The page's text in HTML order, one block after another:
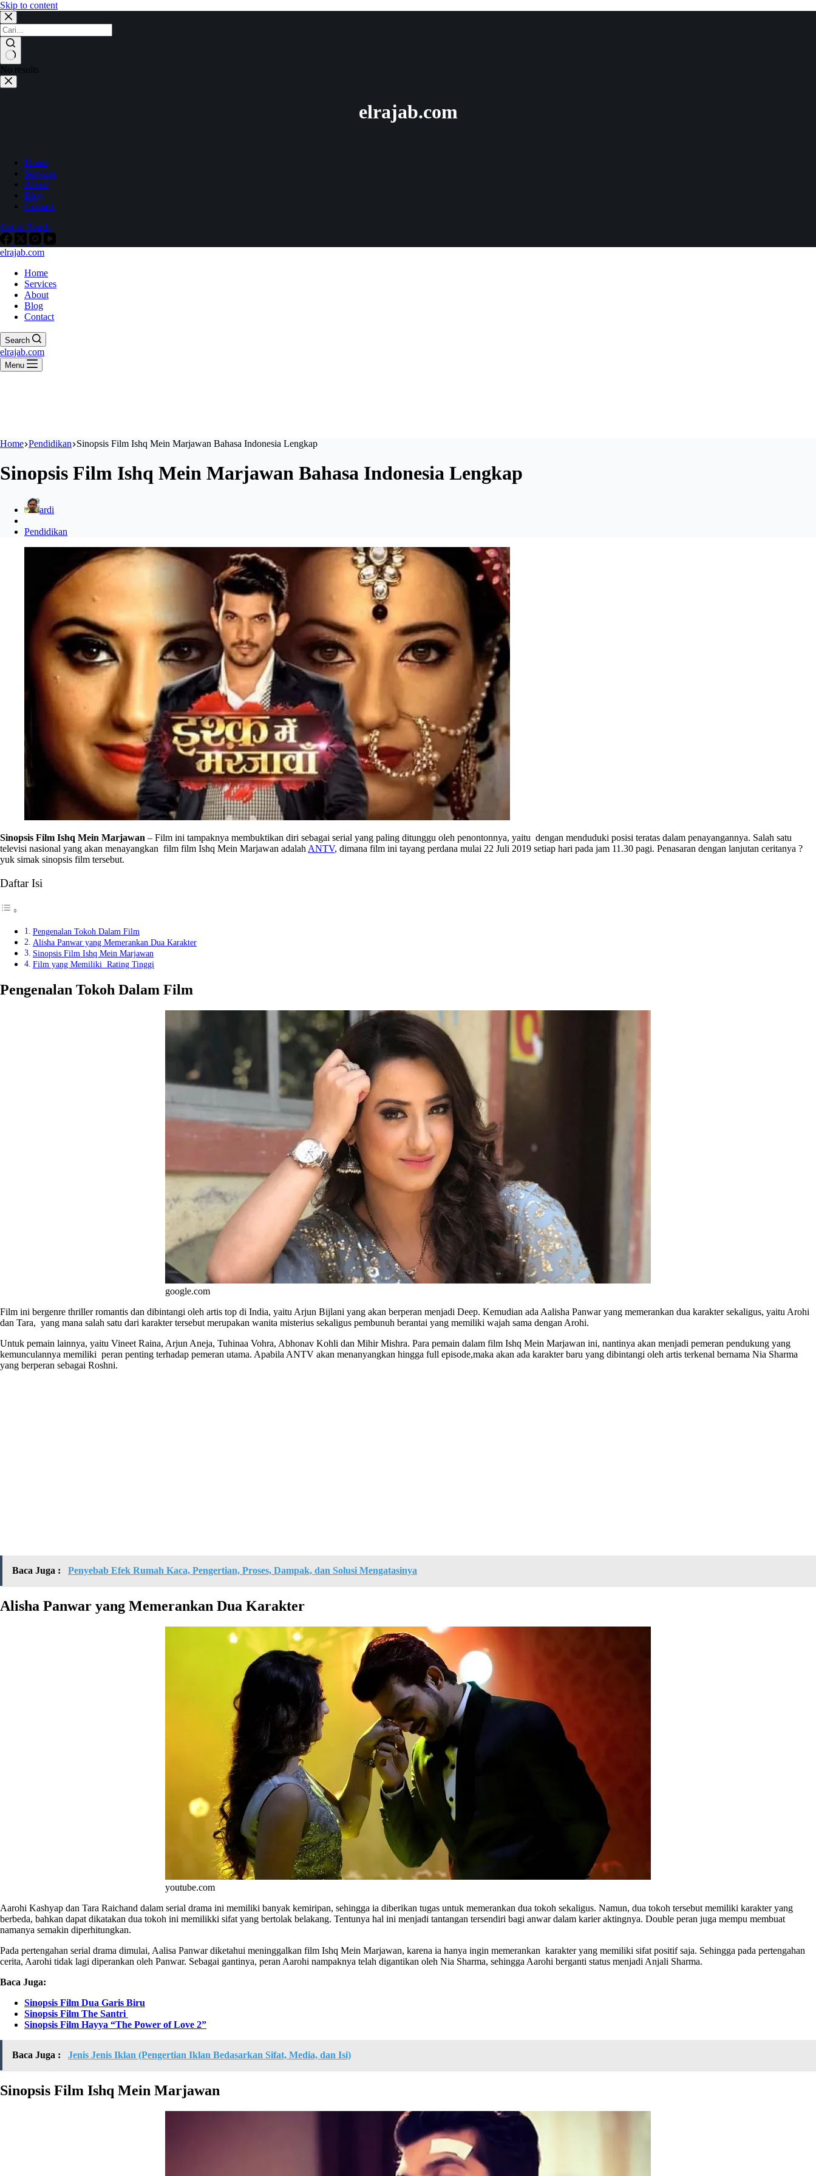
Skip to content
No results
elrajab.com
Home
Services
About
Blog
Contact
Get in Touch
elrajab.com
Home
Services
About
Blog
Contact
Search
elrajab.com
Menu
Home Pendidikan Sinopsis Film Ishq Mein Marjawan Bahasa Indonesia Lengkap
Sinopsis Film Ishq Mein Marjawan Bahasa Indonesia Lengkap
ardi
Pendidikan
Sinopsis Film Ishq Mein Marjawan – Film ini tampaknya membuktikan diri sebagai serial yang paling ditunggu oleh penontonnya, yaitu dengan menduduki posisi teratas dalam penayangannya. Salah satu
televisi nasional yang akan menayangkan film film Ishq Mein Marjawan adalah ANTV, dimana film ini tayang perdana mulai 22 Juli 2019 setiap hari pada jam 11.30 pagi. Penasaran dengan lanjutan ceritanya ?
yuk simak sinopsis film tersebut.
Daftar Isi
Pengenalan Tokoh Dalam Film
Alisha Panwar yang Memerankan Dua Karakter
Sinopsis Film Ishq Mein Marjawan
Film yang Memiliki Rating Tinggi
Pengenalan Tokoh Dalam Film
google.com
Film ini bergenre thriller romantis dan dibintangi oleh artis top di India, yaitu Arjun Bijlani yang akan berperan menjadi Deep. Kemudian ada Aalisha Panwar yang memerankan dua karakter sekaligus, yaitu Arohi
dan Tara, yang mana salah satu dari karakter tersebut merupakan wanita misterius sekaligus pembunuh berantai yang memiliki wajah sama dengan Arohi.
Untuk pemain lainnya, yaitu Vineet Raina, Arjun Aneja, Tuhinaa Vohra, Abhonav Kohli dan Mihir Mishra. Para pemain dalam film Ishq Mein Marjawan ini, nantinya akan menjadi pemeran pendukung yang
kemunculannya memiliki peran penting terhadap pemeran utama. Apabila ANTV akan menanyangkan hingga full episode,maka akan ada karakter baru yang dibintangi oleh artis terkenal bernama Nia Sharma
yang berperan sebagai Roshni.
Baca Juga : Penyebab Efek Rumah Kaca, Pengertian, Proses, Dampak, dan Solusi Mengatasinya
Alisha Panwar yang Memerankan Dua Karakter
youtube.com
Aarohi Kashyap dan Tara Raichand dalam serial drama ini memiliki banyak kemiripan, sehingga ia diberikan tugas untuk memerankan dua tokoh sekaligus. Namun, dua tokoh tersebut memiliki karakter yang
berbeda, bahkan dapat dikatakan dua tokoh ini memilikki sifat yang bertolak belakang. Tentunya hal ini menjadi tantangan tersendiri bagi anwar dalam karier aktingnya. Double peran juga mempu membuat
namanya semakin diperhitungkan.
Pada pertengahan serial drama dimulai, Aalisa Panwar diketahui meninggalkan film Ishq Mein Marjawan, karena ia hanya ingin memerankan karakter yang memiliki sifat positif saja. Sehingga pada pertengahan
cerita, Aarohi tidak lagi diperankan oleh Panwar. Sebagai gantinya, peran Aarohi nampaknya telah digantikan oleh Nia Sharma, sehingga Aarohi berganti status menjadi Anjali Sharma.
Baca Juga:
Sinopsis Film Dua Garis Biru
Sinopsis Film The Santri
Sinopsis Film Hayya “The Power of Love 2”
Baca Juga : Jenis Jenis Iklan (Pengertian Iklan Bedasarkan Sifat, Media, dan Isi)
Sinopsis Film Ishq Mein Marjawan